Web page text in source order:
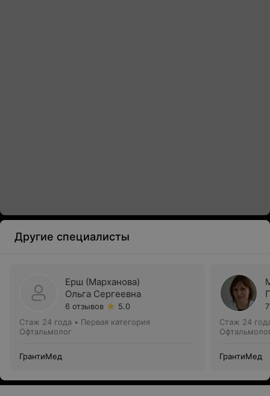
Другие специалисты
Ерш (Марханова)
Ольга Сергеевна
6 отзывов
5.0
Стаж 24 года • Первая категория
Офтальмолог
ГрантиМед
Стаж 24
ГрантиМед